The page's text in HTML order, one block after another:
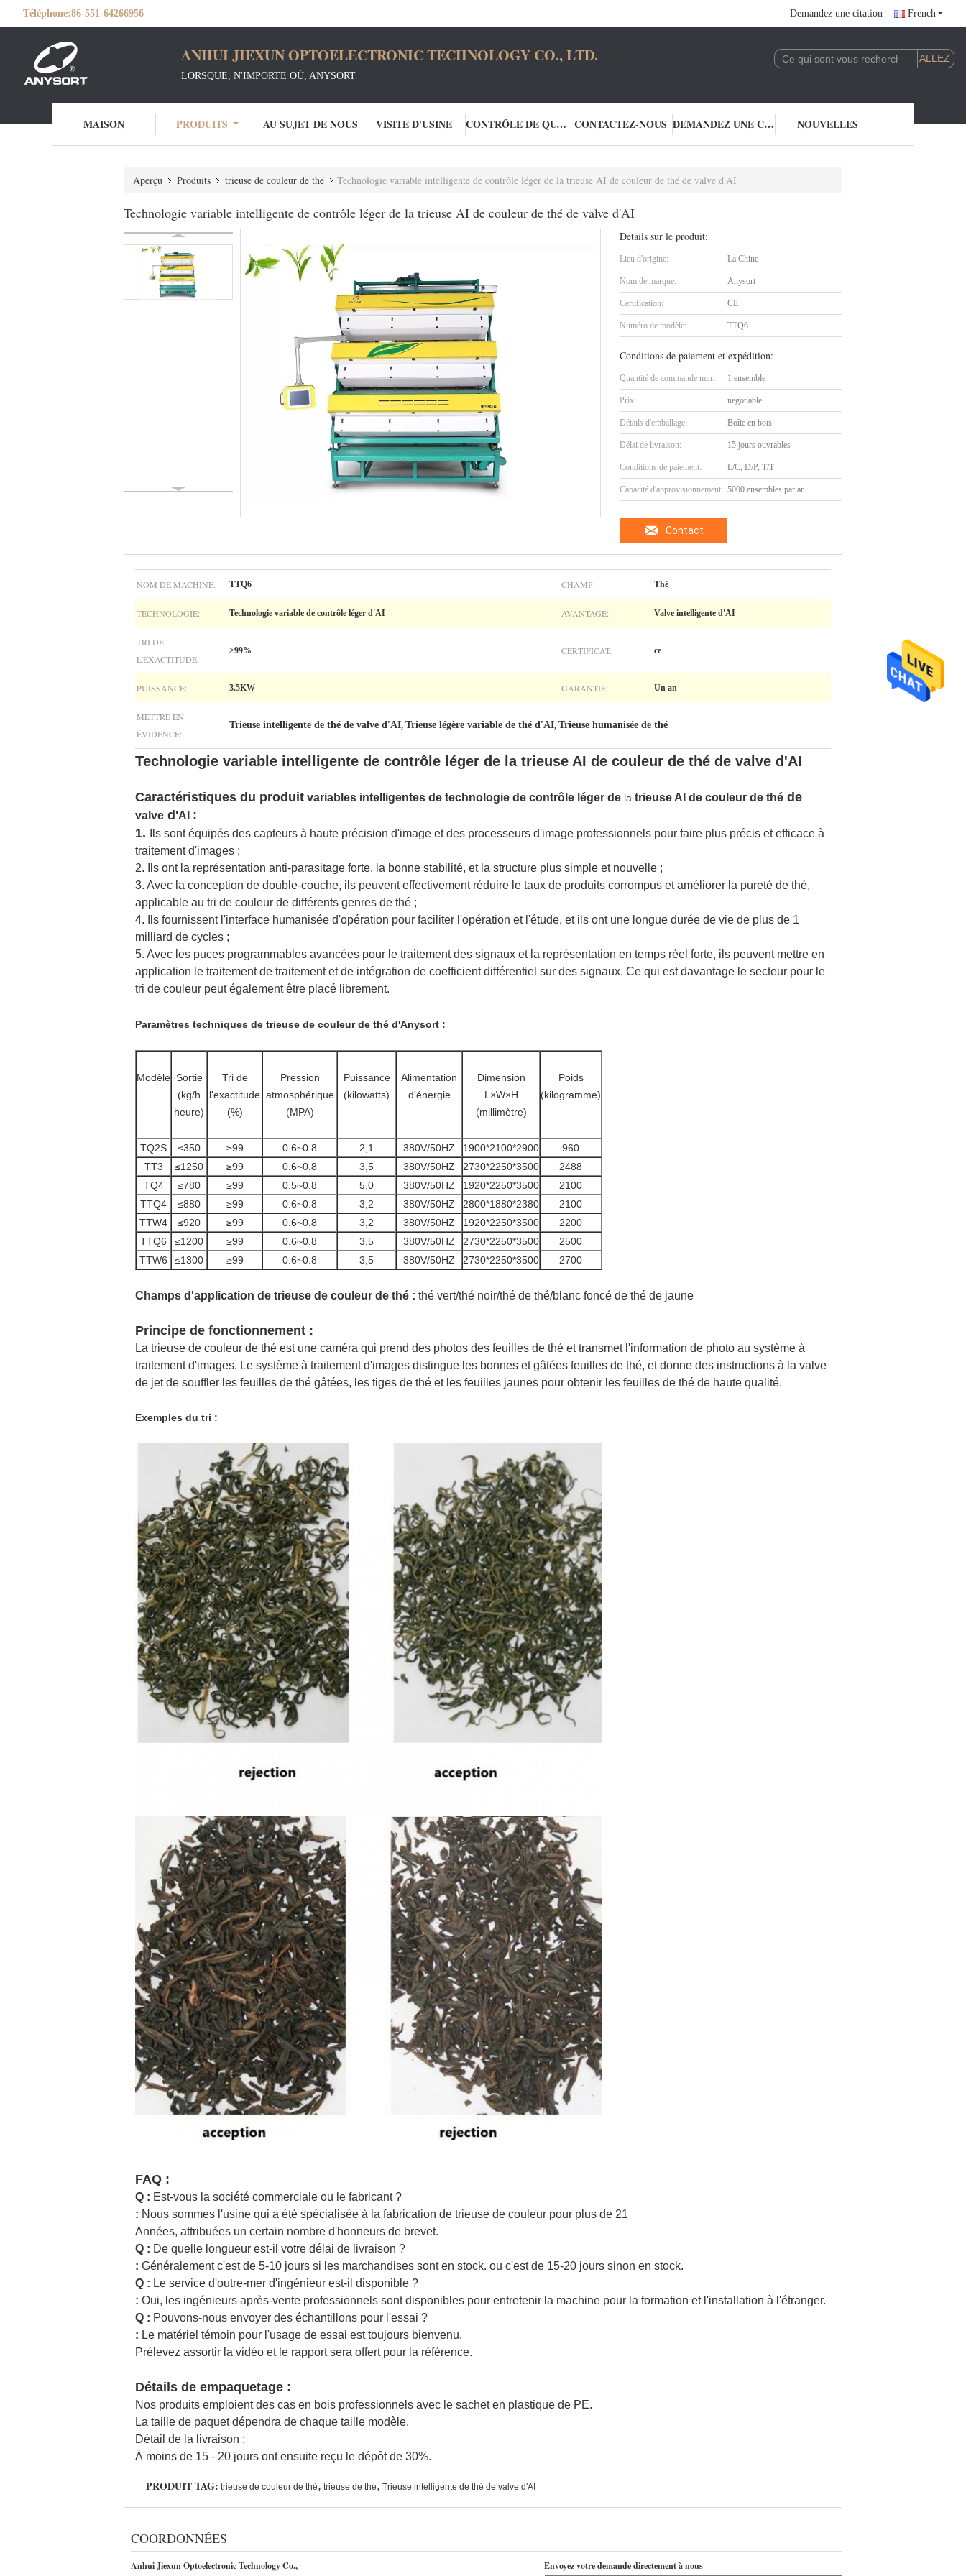
Téléphone:86-551-64266956 Demandez une citation French
ANHUI JIEXUN OPTOELECTRONIC TECHNOLOGY CO., LTD.
LORSQUE, N'IMPORTE OÙ, ANYSORT
MAISON PRODUITS AU SUJET DE NOUS VISITE D'USINE CONTRÔLE DE QUALITÉ CONTACTEZ-NOUS DEMANDEZ UNE CITATION NOUVELLES
Aperçu Produits trieuse de couleur de thé Technologie variable intelligente de contrôle léger de la trieuse AI de couleur de thé de valve d'AI
Technologie variable intelligente de contrôle léger de la trieuse AI de couleur de thé de valve d'AI
Détails sur le produit:
Lieu d'origine: La Chine
Nom de marque: Anysort
Certification: CE
Numéro de modèle: TTQ6
Conditions de paiement et expédition:
Quantité de commande min: 1 ensemble
Prix: negotiable
Détails d'emballage: Boîte en bois
Délai de livraison: 15 jours ouvrables
Conditions de paiement: L/C, D/P, T/T
Capacité d'approvisionnement: 5000 ensembles par an
Contact
NOM DE MACHINE: TTQ6 CHAMP: Thé
TECHNOLOGIE: Technologie variable de contrôle léger d'AI AVANTAGE: Valve intelligente d'AI
TRI DE
L'EXACTITUDE:
≥99% CERTIFICAT: ce
PUISSANCE: 3.5KW GARANTIE: Un an
METTRE EN
ÉVIDENCE:
Trieuse intelligente de thé de valve d'AI, Trieuse légère variable de thé d'AI, Trieuse humanisée de thé
Technologie variable intelligente de contrôle léger de la trieuse AI de couleur de thé de valve d'AI
Caractéristiques du produit variables intelligentes de technologie de contrôle léger de la trieuse AI de couleur de thé de
valve d'AI :
1.
Ils sont équipés des capteurs à haute précision d'image et des processeurs d'image professionnels pour faire plus précis et efficace à
traitement d'images ;
2. Ils ont la représentation anti-parasitage forte, la bonne stabilité, et la structure plus simple et nouvelle ;
3. Avec la conception de double-couche, ils peuvent effectivement réduire le taux de produits corrompus et améliorer la pureté de thé,
applicable au tri de couleur de différents genres de thé ;
4. Ils fournissent l'interface humanisée d'opération pour faciliter l'opération et l'étude, et ils ont une longue durée de vie de plus de 1
milliard de cycles ;
5. Avec les puces programmables avancées pour le traitement des signaux et la représentation en temps réel forte, ils peuvent mettre en
application le traitement de traitement et de intégration de coefficient différentiel sur des signaux. Ce qui est davantage le secteur pour le
tri de couleur peut également être placé librement.
Paramètres techniques de trieuse de couleur de thé d'Anysort :
Modèle Sortie
(kg/h
heure)
Tri de
l'exactitude
(%)
Pression
atmosphérique
(MPA)
Puissance
(kilowatts)
Alimentation
d'énergie
Dimension
L×W×H
(millimètre)
Poids
(kilogramme)
TQ2S ≤350 ≥99 0.6~0.8 2,1 380V/50HZ 1900*2100*2900
960
TT3
≤1250 ≥99 0.6~0.8 3,5 380V/50HZ 2730*2250*3500
2488
TQ4
≤780 ≥99 0.5~0.8 5,0 380V/50HZ 1920*2250*3500
2100
TTQ4
≤880 ≥99 0.6~0.8 3,2 380V/50HZ 2800*1880*2380
2100
TTW4
≤920 ≥99 0.6~0.8 3,2 380V/50HZ 1920*2250*3500
2200
TTQ6
≤1200 ≥99 0.6~0.8 3,5 380V/50HZ 2730*2250*3500
2500
TTW6
≤1300 ≥99 0.6~0.8 3,5 380V/50HZ 2730*2250*3500 2700
Champs d'application de trieuse de couleur de thé : thé vert/thé noir/thé de thé/blanc foncé de thé de jaune
Principe de fonctionnement :
La trieuse de couleur de thé est une caméra qui prend des photos des feuilles de thé et transmet l'information de photo au système à
traitement d'images. Le système à traitement d'images distingue les bonnes et gâtées feuilles de thé, et donne des instructions à la valve
de jet de souffler les feuilles de thé gâtées, les tiges de thé et les feuilles jaunes pour obtenir les feuilles de thé de haute qualité.
Exemples du tri :
FAQ :
Q : Est-vous la société commerciale ou le fabricant ?
: Nous sommes l'usine qui a été spécialisée à la fabrication de trieuse de couleur pour plus de 21
Années, attribuées un certain nombre d'honneurs de brevet.
Q : De quelle longueur est-il votre délai de livraison ?
: Généralement c'est de 5-10 jours si les marchandises sont en stock. ou c'est de 15-20 jours sinon en stock.
Q : Le service d'outre-mer d'ingénieur est-il disponible ?
: Oui, les ingénieurs après-vente professionnels sont disponibles pour entretenir la machine pour la formation et l'installation à l'étranger.
Q : Pouvons-nous envoyer des échantillons pour l'essai ?
: Le matériel témoin pour l'usage de essai est toujours bienvenu.
Prélevez assortir la vidéo et le rapport sera offert pour la référence.
Détails de empaquetage :
Nos produits emploient des cas en bois professionnels avec le sachet en plastique de PE.
La taille de paquet dépendra de chaque taille modèle.
Détail de la livraison :
À moins de 15 - 20 jours ont ensuite reçu le dépôt de 30%.
PRODUIT TAG: trieuse de couleur de thé, trieuse de thé, Trieuse intelligente de thé de valve d'AI
COORDONNÉES
Anhui Jiexun Optoelectronic Technology Co.,
Envoyez votre demande directement à nous